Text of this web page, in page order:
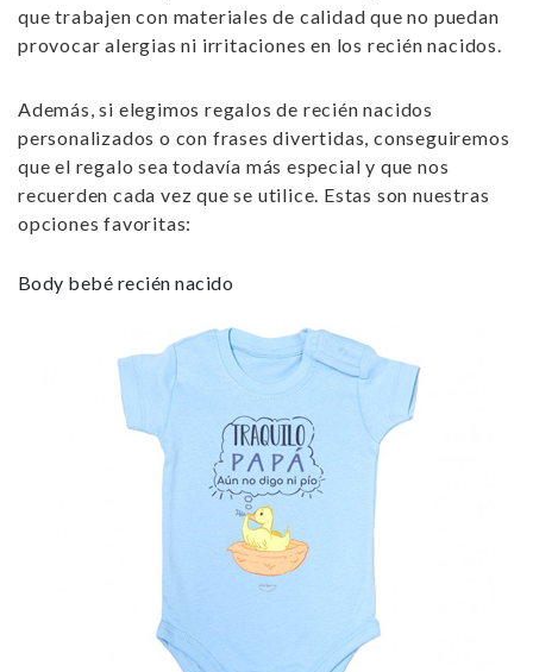
que trabajen con materiales de calidad que no puedan
provocar alergias ni irritaciones en los recién nacidos.
Además, si elegimos regalos de recién nacidos
personalizadoso con frases divertidas, conseguiremos
que el regalo sea todavía más especial y que nos
recuerden cada vez que se utilice. Estas son nuestras
opciones favoritas:
Body bebé recién nacido